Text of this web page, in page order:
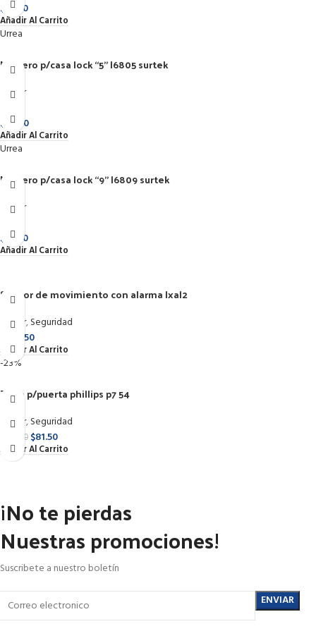
$ 75.50
Añadir Al Carrito
Urrea
Numero p/casa lock “5” l6805 surtek
Hogar
$ 72.00
Añadir Al Carrito
Urrea
Numero p/casa lock “9” l6809 surtek
Hogar
$ 75.50
Añadir Al Carrito
Sensor de movimiento con alarma lxal2
Hogar,Seguridad
243.50
Añadir Al Carrito
-23%
Tope p/puerta phillips p7 54
Hogar,Seguridad
105.50 $81.50
Añadir Al Carrito
¡No te pierdas
Nuestras promociones!
Suscribete a nuestro boletín